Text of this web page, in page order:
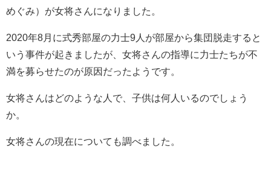
めぐみ）が女将さんになりました。
2020年8月に式秀部屋の力士9人が部屋から集団脱走すると
いう事件が起きましたが、女将さんの指導に力士たちが不
満を募らせたのが原因だったようです。
女将さんはどのような人で、子供は何人いるのでしょう
か。
女将さんの現在についても調べました。